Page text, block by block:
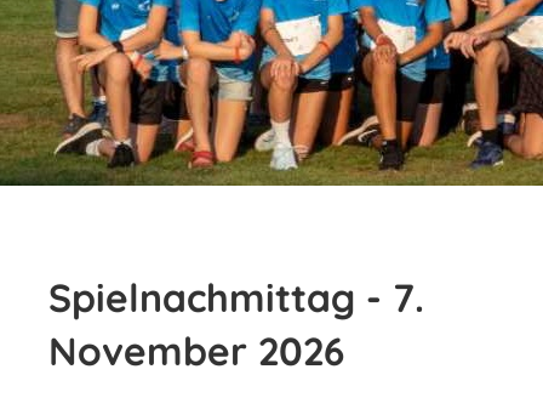
Spielnachmittag - 7.
November 2026